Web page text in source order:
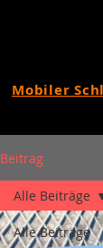
Mobiler
Beitrag
Alle Beiträge
Alle Beiträge